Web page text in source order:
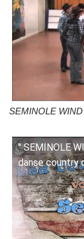
SEMINOLE
" SEMINOLE
danse country